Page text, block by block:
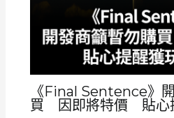
《Final Sentence》
買 因即將特價 貼心